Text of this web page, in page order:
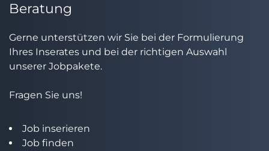
Beratung
Gerne unterstützen wir Sie bei der Formulierung
Ihres Inserates und bei der richtigen Auswahl
unserer Jobpakete.
Fragen Sie uns!
Job inserieren
Job finden